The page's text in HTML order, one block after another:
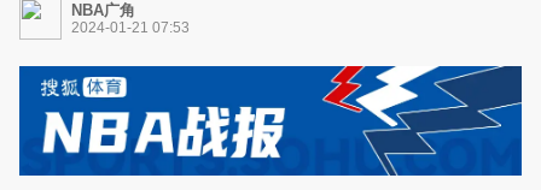
NBA广角
2024-01-21 07:53